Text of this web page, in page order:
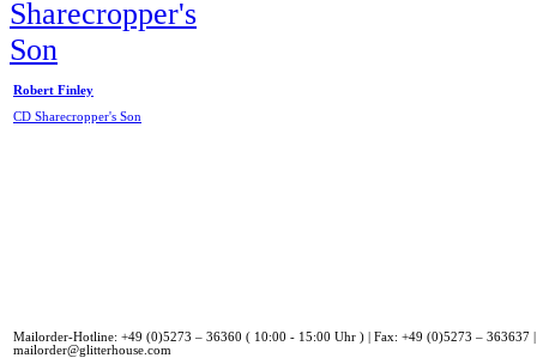
Robert Finley
CD Sharecropper's Son
Mailorder-Hotline: +49 (0)5273 – 36360 ( 10:00 - 15:00 Uhr ) | Fax: +49 (0)5273 – 363637
mailorder@glitterhouse.com